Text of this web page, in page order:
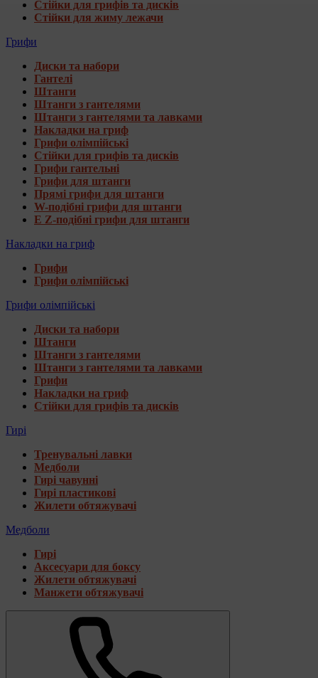
Стійки для грифів та дисків
Стійки для жиму лежачи
Грифи
Диски та набори
Гантелі
Штанги
Штанги з гантелями
Штанги з гантелями та лавками
Накладки на гриф
Грифи олімпійські
Стійки для грифів та дисків
Грифи гантельні
Грифи для штанги
Прямі грифи для штанги
W-подібні грифи для штанги
E Z-подібні грифи для штанги
Накладки на гриф
Грифи
Грифи олімпійські
Грифи олімпійські
Диски та набори
Штанги
Штанги з гантелями
Штанги з гантелями та лавками
Грифи
Накладки на гриф
Стійки для грифів та дисків
Гирі
Тренувальні лавки
Медболи
Гирі чавунні
Гирі пластикові
Жилети обтяжувачі
Медболи
Гирі
Аксесуари для боксу
Жилети обтяжувачі
Манжети обтяжувачі